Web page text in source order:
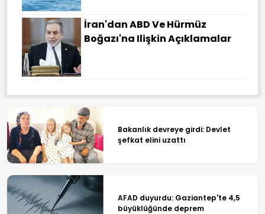
İran'dan ABD Ve Hürmüz
Boğazı'na Ilişkin Açıklamalar
Bakanlık devreye girdi: Devlet
şefkat elini uzattı
AFAD duyurdu: Gaziantep'te 4,5
büyüklüğünde deprem